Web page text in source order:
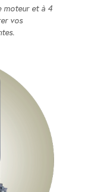
moteur et à 4
vos